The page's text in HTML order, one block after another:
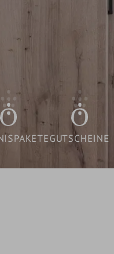
GUTSCHEINE
GUTSCHEINE